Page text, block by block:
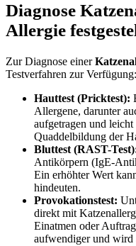
Diagnose
Allergie
Zur Diagnose einer
Testverfahren zur Verfügung:
Hauttest (Pricktest):
Allergene, darunter
aufgetragen und
Quaddelbildung der
Bluttest (RAST-
Antikörpern (IgE-
Ein erhöhter Wert
hindeuten.
Provokationstest:
direkt mit
Einatmen oder
aufwendiger und wird